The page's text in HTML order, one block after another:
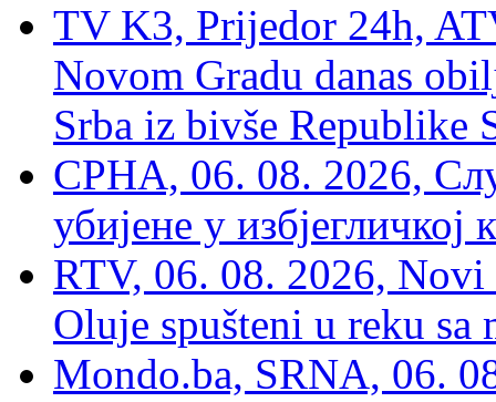
TV K3, Prijedor 24h,
Novom Gradu danas
Srba iz bivše Republike
СРНА, 06. 08. 2026,
убијене у избјегличкој
RTV, 06. 08. 2026, Novi
Oluje spušteni u reku sa
Mondo.ba, SRNA, 06.